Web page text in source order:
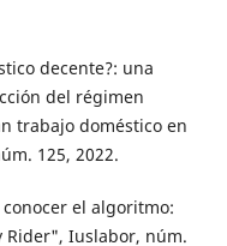
decente?: una
del régimen
trabajo doméstico en
125, 2022.
conocer el algoritmo:
Iuslabor, núm.